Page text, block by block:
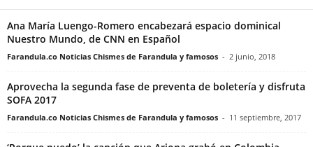
Ana María Luengo-Romero encabezará espacio dominical
Nuestro Mundo, de CNN en Español
Farandula.co Noticias Chismes de Farandula y famosos - 2 junio, 2018
Aprovecha la segunda fase de preventa de boletería y disfruta
SOFA 2017
Farandula.co Noticias Chismes de Farandula y famosos - 11 septiembre, 2017